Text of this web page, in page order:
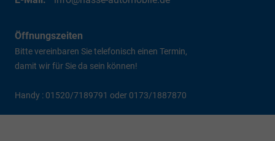
Öffnungszeiten
Bitte vereinbaren Sie telefonisch einen Termin,
damit wir für Sie da sein können!
Handy : 01520/7189791 oder 0173/1887870